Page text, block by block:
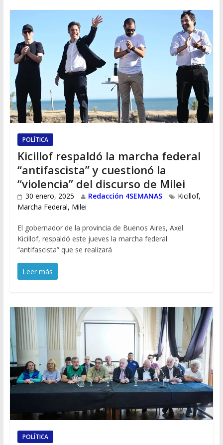
POLÍTICA
Kicillof respaldó la marcha federal
“antifascista” y cuestionó la
“violencia” del discurso de Milei
30 enero, 2025 Redacción 4SEMANAS Kicillof,
Marcha Federal, Milei
El gobernador de la provincia de Buenos Aires, Axel
Kicillof, respaldó este jueves la marcha federal
“antifascista” que se realizará
Leer más
POLÍTICA